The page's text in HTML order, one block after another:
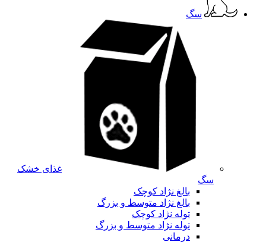
سگ
غذای خشک
سگ
بالغ نژاد کوچک
بالغ نژاد متوسط و بزرگ
توله نژاد کوچک
توله نژاد متوسط و بزرگ
درمانی